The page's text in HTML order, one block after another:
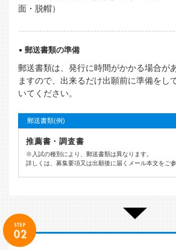
面・脱帽）
郵送書類の準備
郵送書類は、発行に時間がかかる場合が
ますので、出来るだけ出願前に準備をし
いてください。
郵送書類(例)
推薦書・調査書
※入試の種別により、郵送書類は異なります。
詳しくは、募集要項又は出願後に届くメール本文をご参